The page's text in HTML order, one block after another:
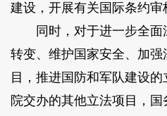
建设，开展有关国际条约审
同时，对于进一步全面
转变、维护国家安全、加
目，推进国防和军队建设
院交办的其他立法项目，